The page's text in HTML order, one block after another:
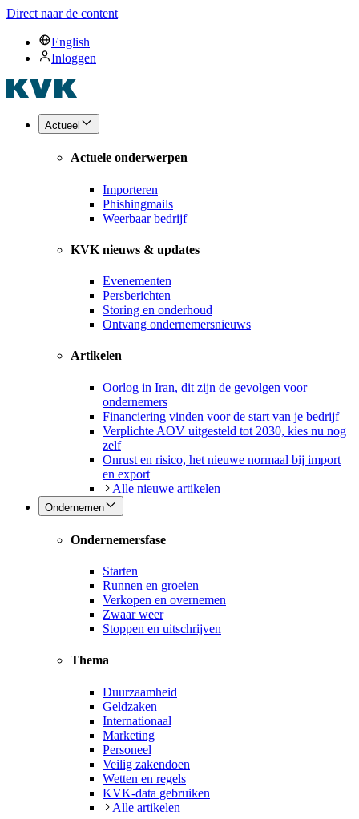
Direct naar de content
English
Inloggen
Actueel
Actuele onderwerpen
Importeren
Phishingmails
Weerbaar bedrijf
KVK nieuws & updates
Evenementen
Persberichten
Storing en onderhoud
Ontvang ondernemersnieuws
Artikelen
Oorlog in Iran, dit zijn de gevolgen voor
ondernemers
Financiering vinden voor de start van je bedrijf
Verplichte AOV uitgesteld tot 2030, kies nu nog
zelf
Onrust en risico, het nieuwe normaal bij import
en export
Alle nieuwe artikelen
Ondernemen
Ondernemersfase
Starten
Runnen en groeien
Verkopen en overnemen
Zwaar weer
Stoppen en uitschrijven
Thema
Duurzaamheid
Geldzaken
Internationaal
Marketing
Personeel
Veilig zakendoen
Wetten en regels
KVK-data gebruiken
Alle artikelen